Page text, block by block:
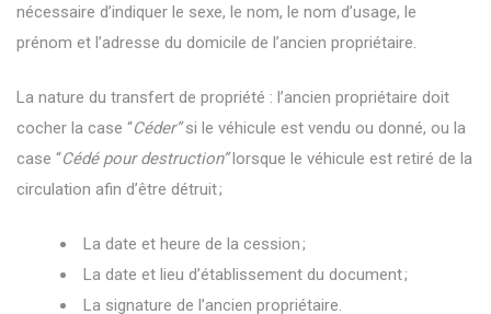
nécessaire d’indiquer le sexe, le nom, le nom d’usage, le
prénom et l’adresse du domicile de l’ancien propriétaire.
La nature du transfert de propriété : l’ancien propriétaire doit
cocher la case “Céder”si le véhicule est vendu ou donné, ou la
case “Cédé pour destruction”lorsque le véhicule est retiré de la
circulation afin d’être détruit ;
La date et heure de la cession ;
La date et lieu d’établissement du document ;
La signature de l’ancien propriétaire.